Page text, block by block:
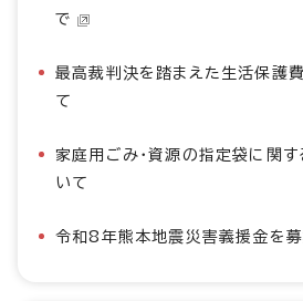
で
最高裁判決を踏まえた生活保護
て
家庭用ごみ・資源の指定袋に関
いて
令和8年熊本地震災害義援金を募